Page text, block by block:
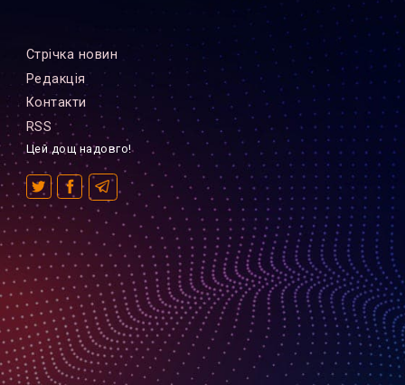
Стрiчка новин
Редакцiя
Контакти
RSS
Цей дощ надовго!